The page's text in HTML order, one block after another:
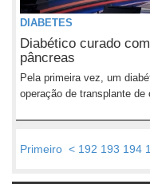
DIABETES
Diabético curado
pâncreas
Pela primeira vez, um
operação de transplante de
Primeiro < 192 193 194